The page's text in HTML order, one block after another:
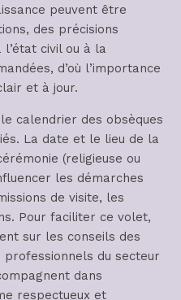
peuvent être
des précisions
civil ou à la
d’où l’importance
et à jour.
calendrier des obsèques
La date et le lieu de la
(religieuse ou
les démarches
de visite, les
Pour faciliter ce volet,
sur les conseils des
professionnels du secteur
dans
respectueux et